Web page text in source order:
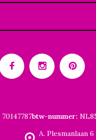
A. Plesmanlaan 6
70147787btw-nummer: